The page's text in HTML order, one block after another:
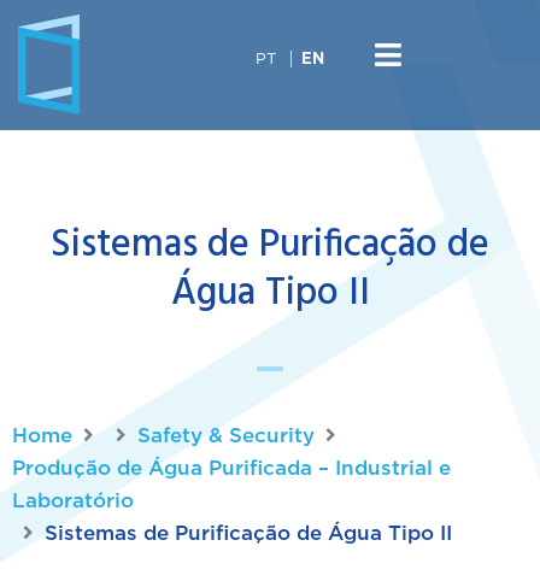
PT EN
Sistemas de Purificação de
Água Tipo II
Home
Safety & Security
Produção de Água Purificada – Industrial e
Laboratório
Sistemas de Purificação de Água Tipo II